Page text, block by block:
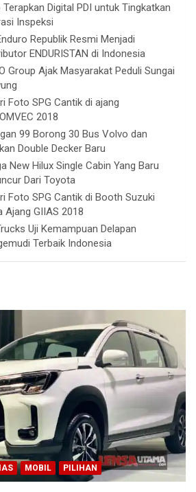
Terapkan Digital PDI untuk Tingkatkan
Inspeksi
Republik Resmi Menjadi
ENDURISTAN di Indonesia
Group Ajak Masyarakat Peduli Sungai
Foto SPG Cantik di ajang
2018
99 Borong 30 Bus Volvo dan
Double Decker Baru
New Hilux Single Cabin Yang Baru
Dari Toyota
Foto SPG Cantik di Booth Suzuki
Ajang GIIAS 2018
Uji Kemampuan Delapan
Terbaik Indonesia
MOBIL PILIHAN